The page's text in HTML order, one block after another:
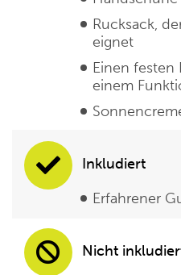
Rucksack,
eignet
Einen festen
einem
Inkludiert
Erfahrener
Nicht